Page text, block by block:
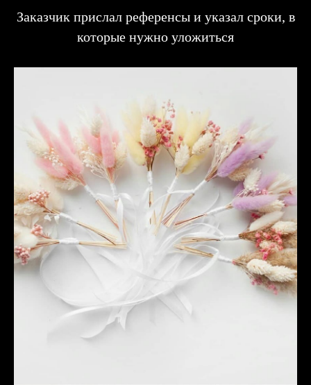
Заказчик прислал референсы и указал сроки, в
которые нужно уложиться